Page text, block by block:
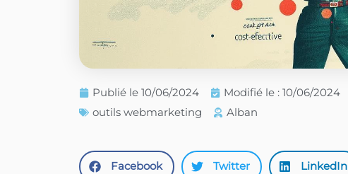
Publié le 10/06/2024 Modifié le : 10/06/2024
outils webmarketing
Alban
Facebook Twitter LinkedIn